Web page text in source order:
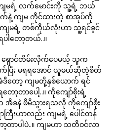
ကျမရဲ့ လက်မောင်းကို သူ့ရဲ့ ဘယ်
နဲ့ ကျမ ကိုင်ထားတဲ့ စာအုပ်ကို
ျမရဲ့ တစ်ကိုယ်လုံးဟာ သူ့ရင်ခွင်
ပါတော့တယ်..။
ောင်တိမ်းလိုက်ပေမယ့် သူက
ြီး မရရအောင် ယူမယ်ဆိုတဲ့စိတ်
ော့ ကျမတို့နှစ်ယောက် ရင်
ာ့တာပေါ့..။ ကိုကျော်စိုးရဲ့
ခနဲ ဖိမိသွားရသလို ကိုကျော်စိုး
းဟာလည်း ကျမရဲ့ ပေါင်တန်
တာပါပဲ..။ ကျမဟာ သတိဝင်လာ